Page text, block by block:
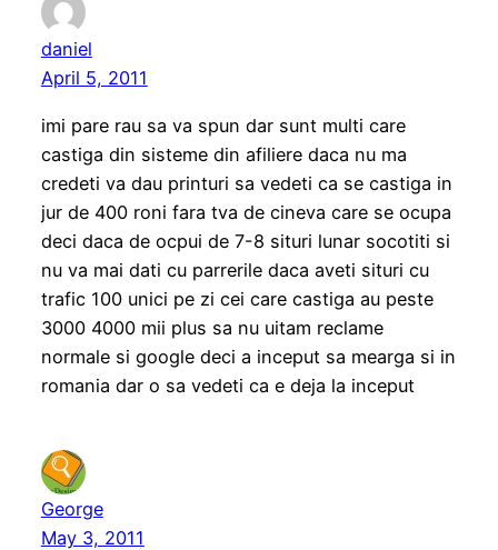
daniel
April 5, 2011
imi pare rau sa va spun dar sunt multi care
castiga din sisteme din afiliere daca nu ma
credeti va dau printuri sa vedeti ca se castiga in
jur de 400 roni fara tva de cineva care se ocupa
deci daca de ocpui de 7-8 situri lunar socotiti si
nu va mai dati cu parrerile daca aveti situri cu
trafic 100 unici pe zi cei care castiga au peste
3000 4000 mii plus sa nu uitam reclame
normale si google deci a inceput sa mearga si in
romania dar o sa vedeti ca e deja la inceput
George
May 3, 2011